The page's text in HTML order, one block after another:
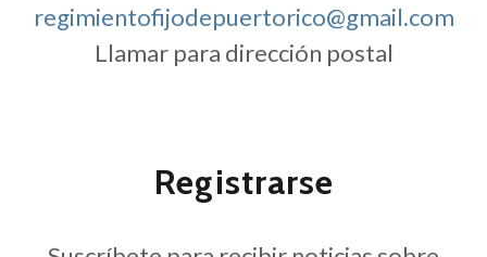
regimientofijodepuertorico@gmail.com
Llamar para dirección postal
Registrarse